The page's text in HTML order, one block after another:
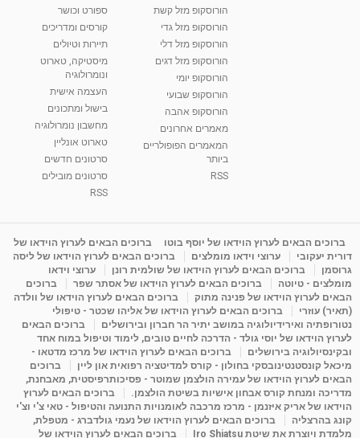
01:37
2,734 צפיות
01:46
רנה רז-גילו -טיפול אנרגטי ויעוץ רוחני - נומרולוגית
2,309 צפיות
05:37
סודות בתאריך הלידה, משמעות חודש הלידה -
ינואר זינה ליבשיץ נומרולוגית
ליסה גרוסמן - המרכז לאימון התנהגותי - קשב
09:12
מדיטציה בדמיון מודרך - היכרות עם האני הפנימי
מאת admin 11 שנים 3,644 צפיות
פנינה מתוק - מרכז "נתיב הלב" בהרצליה-
מדיטציה-התחדשות
Shahar-vod
הורוסקופ מזל קשת
הורוסקופ מזל גדי
הורוסקופ מזל דלי
הורוסקופ מזל דגים
הורוסקופ יומי
הורוסקופ שבועי
הורוסקופ אהבה
מאמרים אחרונים
המאמרים הפופולריים
ביותר
RSS
ספורט וכושר
קורסים ומדריכים
תיירות וטיולים
מיסטיקה, טארוט
ונומרולוגיה
העצמה אישית
בישול ומתכונים
מחשבון נומרולוגיה
טארוט אונליין
סרטונים חדשים
סרטונים מובילים
RSS
ברוכים הבאים לערוץ הוידאו של יוסף בוטו
ברוכים הבאים לערוץ הוידאו של
דורית יעקובי
ערוצי וידאו מומלצים
ברוכים הבאים לערוץ הוידאו של ליסה
גרוסמן
ברוכים הבאים לערוץ הוידאו של שולמית רונן
ערוצי וידאו
מומלצים - טיוטה
ברוכים הבאים לערוץ הוידאו של אסתר שפר
ברוכים
הבאים לערוץ הוידאו של פנינה מתוק
ברוכים הבאים לערוץ הוידאו של וולדה
(תאיר) עוזרי
ברוכים הבאים לערוץ הוידאו של אליהו שכטר - טיפולי
נטורופתיה ואירידיולוגיה במושב יתיר הר חברון ובירושלים
ברוכים הבאים
לערוץ הוידאו של יוסי גולד - הדרכה לחיים טובים, לימוד וטיפול במוח אחד
ובקינסיולוגיה בירושלים
ברוכים הבאים לערוץ הוידאו של מרכז מדטאו -
מיכאל קונסטנטינובסקי בחולון - קורס למדיטציה רפואית און ליין
ברוכים
הבאים לערוץ הוידאו של עמירה הולצמן שמוטר - פסיכותרפיסטית, מאבחנת,
מדריכה ומנחת קורס אבחון אישיות בשיטת הולצמן.
ברוכים הבאים לערוץ
הוידאו של אריק איזנמן - מרכז מרכבה לאומנויות התנועה והטיפול - טאי צ'י וצ'י
קונג בהרצליה
ברוכים הבאים לערוץ הוידאו של נעמי גולדברג - מטפלת,
מלמדת ויוצרת את שיטת Iro Shiatsu
ברוכים הבאים לערוץ הוידאו של